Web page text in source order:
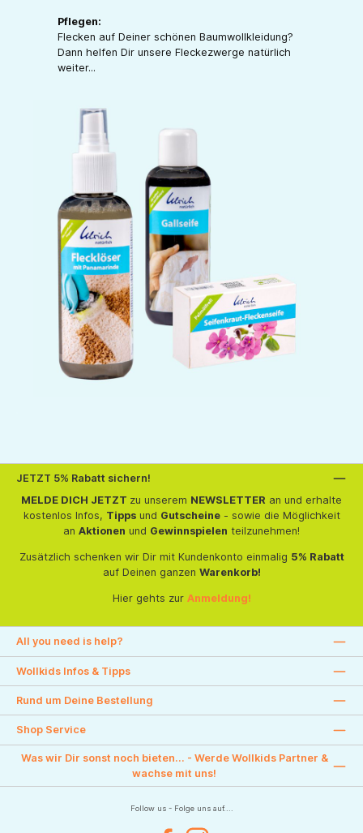
Pflegen:
Flecken auf Deiner schönen Baumwollkleidung?
Dann helfen Dir unsere Fleckezwerge natürlich
weiter...
JETZT 5% Rabatt sichern!
MELDE DICH JETZT zu unserem NEWSLETTER an und erhalte
kostenlos Infos, Tippsund Gutscheine- sowie die Möglichkeit
an Aktionen und Gewinnspielen teilzunehmen!
Zusätzlich schenken wir Dir mit Kundenkonto einmalig 5% Rabatt
auf Deinen ganzen Warenkorb!
Hier gehts zur Anmeldung!
All you need is help?
Wollkids Infos & Tipps
Rund um Deine Bestellung
Shop Service
Was wir Dir sonst noch bieten... - Werde Wollkids Partner &
wachse mit uns!
Follow us - Folge uns auf....